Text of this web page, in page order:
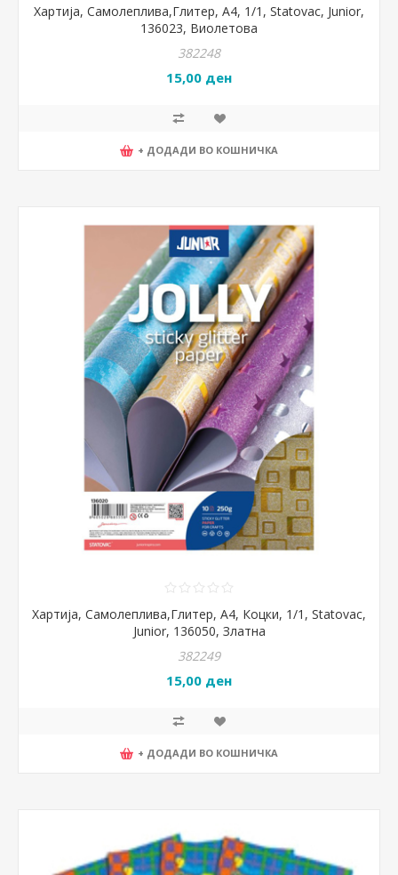
Хартија, Самолеплива,Глитер, А4, 1/1, Statovac, Junior,
136023, Виолетова
382248
15,00 ден
+ ДОДАДИ ВО КОШНИЧКА
Хартија, Самолеплива,Глитер, А4, Коцки, 1/1, Statovac,
Junior, 136050, Златна
382249
15,00 ден
+ ДОДАДИ ВО КОШНИЧКА